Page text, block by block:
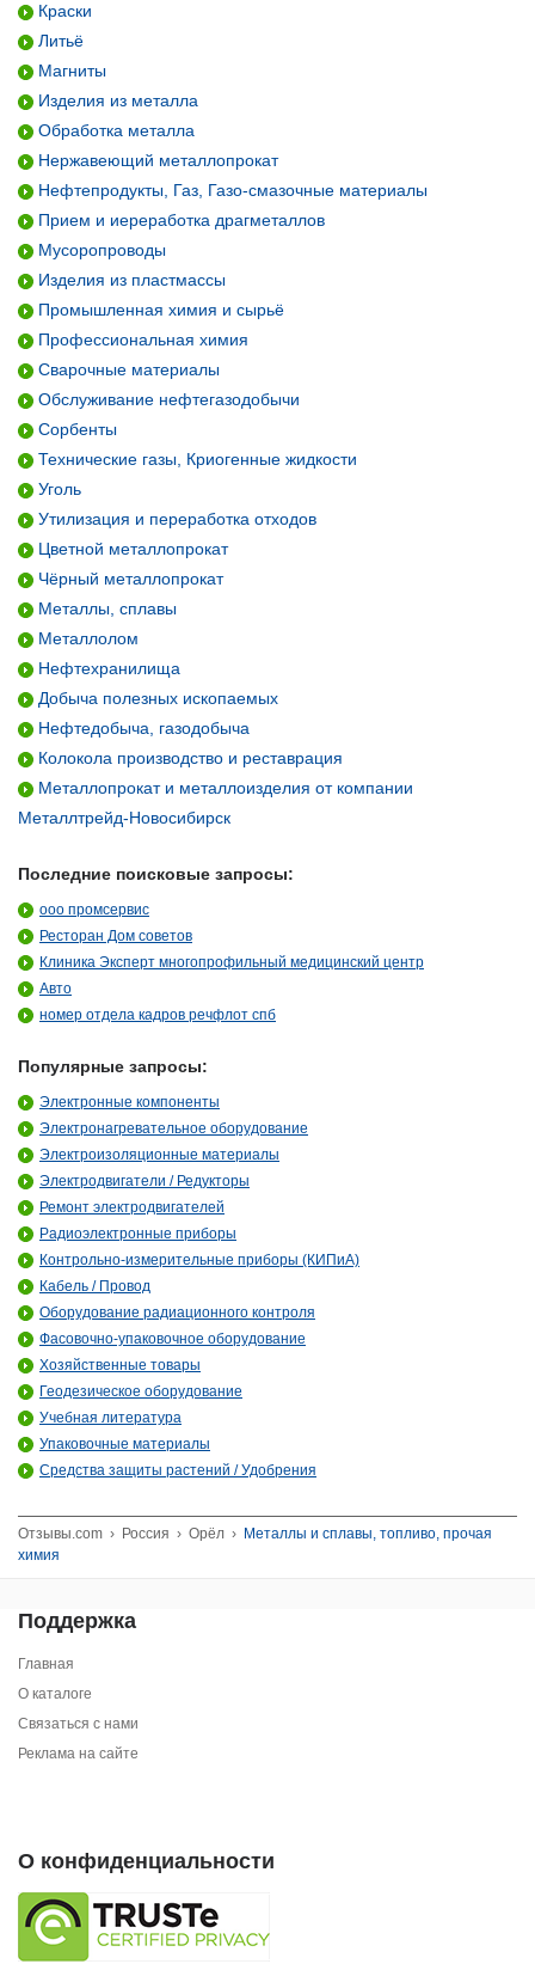
Краски
Литьё
Магниты
Изделия из металла
Обработка металла
Нержавеющий металлопрокат
Нефтепродукты, Газ, Газо-смазочные материалы
Прием и иереработка драгметаллов
Мусоропроводы
Изделия из пластмассы
Промышленная химия и сырьё
Профессиональная химия
Сварочные материалы
Обслуживание нефтегазодобычи
Сорбенты
Технические газы, Криогенные жидкости
Уголь
Утилизация и переработка отходов
Цветной металлопрокат
Чёрный металлопрокат
Металлы, сплавы
Металлолом
Нефтехранилища
Добыча полезных ископаемых
Нефтедобыча, газодобыча
Колокола производство и реставрация
Металлопрокат и металлоизделия от компании
Металлтрейд-Новосибирск
Последние поисковые запросы:
ооо промсервис
Ресторан Дом советов
Клиника Эксперт многопрофильный медицинский центр
Авто
номер отдела кадров речфлот спб
Популярные запросы:
Электронные компоненты
Электронагревательное оборудование
Электроизоляционные материалы
Электродвигатели / Редукторы
Ремонт электродвигателей
Радиоэлектронные приборы
Контрольно-измерительные приборы (КИПиА)
Кабель / Провод
Оборудование радиационного контроля
Фасовочно-упаковочное оборудование
Хозяйственные товары
Геодезическое оборудование
Учебная литература
Упаковочные материалы
Средства защиты растений / Удобрения
Отзывы.com › Россия › Орёл › Металлы и сплавы, топливо, прочая
химия
Поддержка
Главная
О каталоге
Связаться с нами
Реклама на сайте
О конфиденциальности